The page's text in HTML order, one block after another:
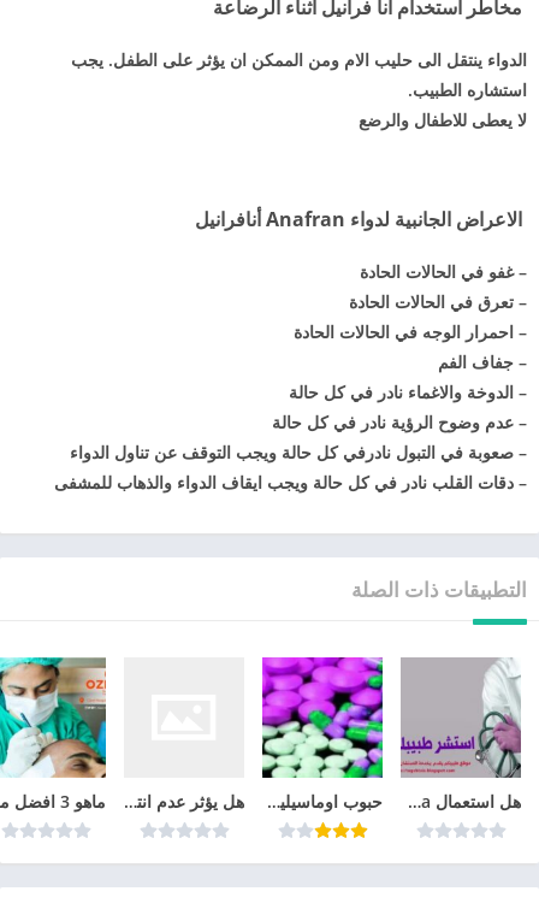
مخاطر استخدام انا فرانيل اثناء الرضاعة
الدواء ينتقل الى حليب الام ومن الممكن ان يؤثر على الطفل. يجب
استشاره الطبيب.
لا يعطى للاطفال والرضع
الاعراض الجانبية لدواء Anafran أنافرانيل
– غفو في الحالات الحادة
– تعرق في الحالات الحادة
– احمرار الوجه في الحالات الحادة
– جفاف الفم
– الدوخة والاغماء نادر في كل حالة
– عدم وضوح الرؤية نادر في كل حالة
– صعوبة في التبول نادرفي كل حالة ويجب التوقف عن تناول الدواء
– دقات القلب نادر في كل حالة ويجب ايقاف الدواء والذهاب للمشفى
التطبيقات ذات الصلة
هل استعمال cyclo-progynova يمنع الحمل؟ حبوب اوماسيلين ٥٠٠ : كل ما يجب أن تعرف عنه Omacillin هل يؤثر عدم انتظام الدورة الشهرية على الحمل